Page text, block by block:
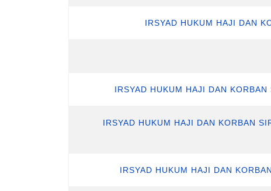
IRSYAD HUKUM HAJI DAN
IRSYAD HUKUM HAJI DAN
IRSYAD HUKUM HAJI DAN KORBAN
IRSYAD HUKUM HAJI DAN